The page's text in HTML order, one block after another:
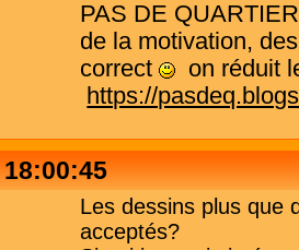
PAS DE
de la motivation,
correct
on réduit
https://
Les dessins plus que
acceptés?